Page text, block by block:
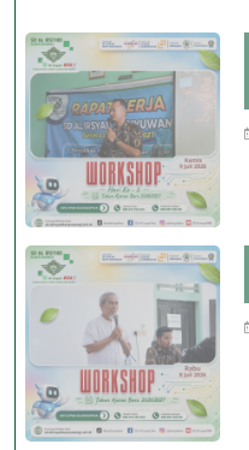
Olympiad
Jawa
Timur
2026